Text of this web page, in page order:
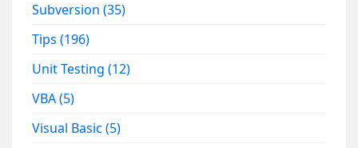
Subversion(35)
Tips(196)
Unit Testing(12)
VBA(5)
Visual Basic(5)